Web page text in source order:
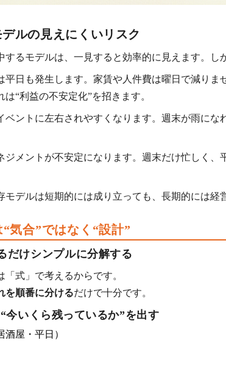
ルの見えにくいリスク
するモデルは、一見すると効率的に見えます。し
平日も発生します。家賃や人件費は曜日で減り
“利益の不安定化”を招きます。
ベントに左右されやすくなります。週末が雨にな
ジメントが不安定になります。週末だけ忙しく
モデルは短期的には成り立っても、長期的には経
気合”ではなく“設計”
だけシンプルに分解する
「式」で考えるからです。
を順番に分けるだけで十分です。
いくら残っているか”を出す
屋・平日）